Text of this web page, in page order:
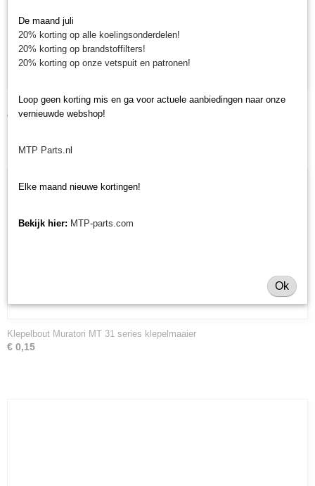
Klepelmoer Muratori M31 series
€ 0,12
Klepelbout Muratori MT 31 series klepelmaaier
€ 0,15
De maand juli
20% korting op alle koelingsonderdelen!
20% korting op brandstoffilters!
20% korting op onze vetspuit en patronen!
Loop geen korting mis en ga voor actuele aanbiedingen naar onze
vernieuwde webshop!
MTP Parts.nl
Elke maand nieuwe kortingen!
Bekijk hier: MTP-parts.com
Ok